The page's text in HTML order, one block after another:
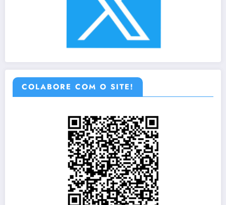
COLABORE COM O SITE!